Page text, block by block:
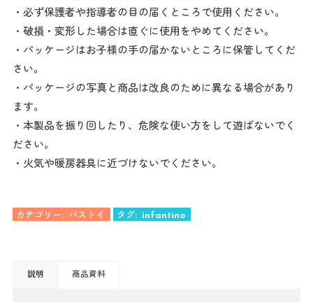
・必ず保護者や指導者の目の届くところで使用ください。
・破損・変形した場合は直ぐに使用をやめてください。
・パッケージはお子様の手の届かないところに保管してくだ
さい。
・パッケージの写真と商品は改良のために異なる場合があり
ます。
・本製品を振り回したり、危険な使い方をして遊ばないでく
ださい。
・火気や暖房器具に近づけないでください。
カテゴリー: バストイ タグ: infantino
説明 商品資料